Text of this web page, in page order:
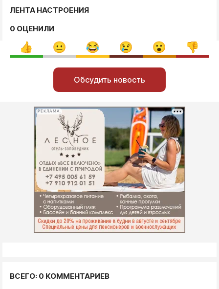
ЛЕНТА НАСТРОЕНИЯ
0 ОЦЕНИЛИ
Обсудить новость
РЕКЛАМА
ВСЕГО: 0 КОММЕНТАРИЕВ